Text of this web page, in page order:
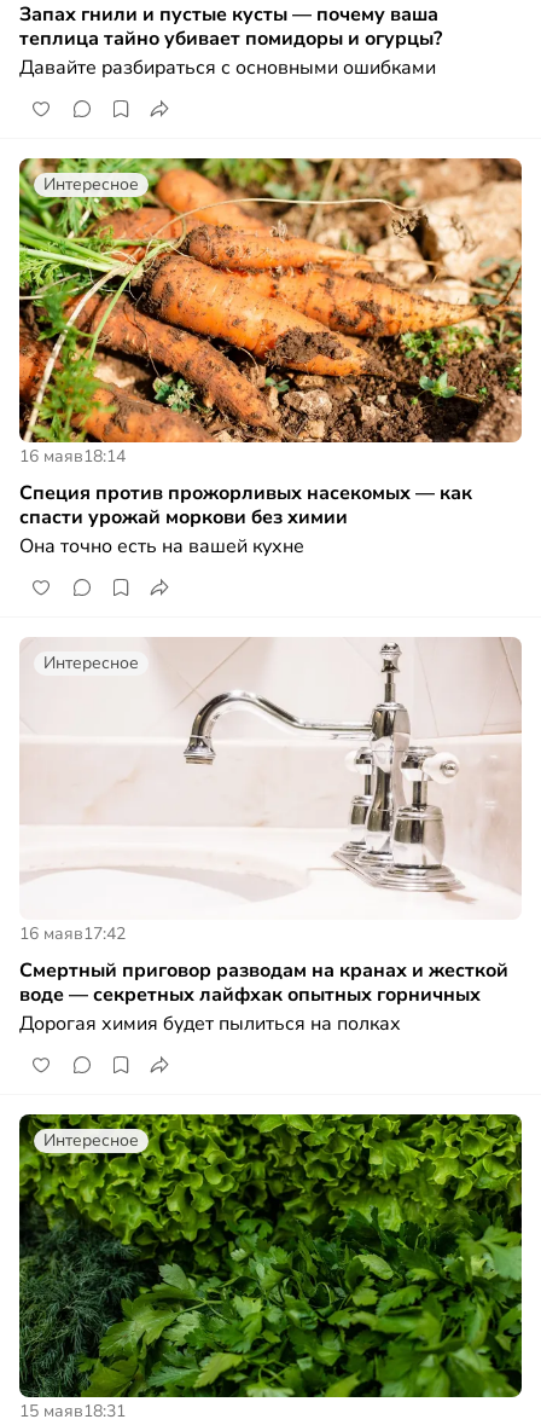
Запах гнили и пустые кусты — почему ваша
теплица тайно убивает помидоры и огурцы?
Давайте разбираться с основными ошибками
Интересное
16 маяв18:14
Специя против прожорливых насекомых — как
спасти урожай моркови без химии
Она точно есть на вашей кухне
Интересное
16 маяв17:42
Смертный приговор разводам на кранах и жесткой
воде — секретных лайфхак опытных горничных
Дорогая химия будет пылиться на полках
Интересное
15 маяв18:31